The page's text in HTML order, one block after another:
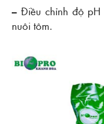
– Điều chỉnh độ
nuôi tôm.